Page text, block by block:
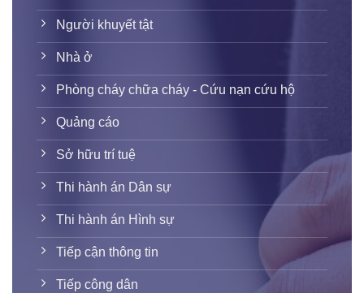
Người khuyết tật
Nhà ở
Phòng cháy chữa cháy - Cứu nạn cứu hộ
Quảng cáo
Sở hữu trí tuệ
Thi hành án Dân sự
Thi hành án Hình sự
Tiếp cận thông tin
Tiếp công dân